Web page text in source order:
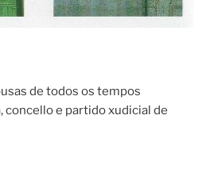
de todos os tempos
concello e partido xudicial de